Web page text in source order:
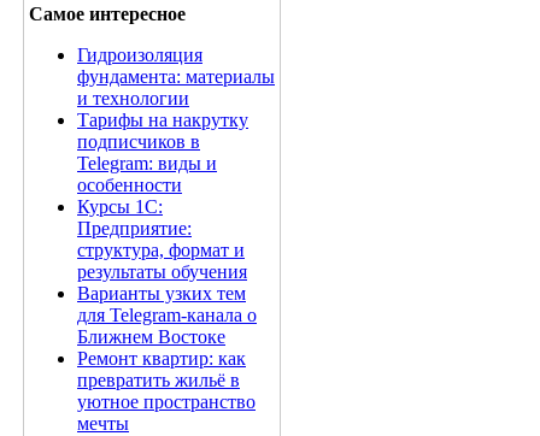
Самое интересное
Гидроизоляция
фундамента: материалы
и технологии
Тарифы на накрутку
подписчиков в
Telegram: виды и
особенности
Курсы 1С:
Предприятие:
структура, формат и
результаты обучения
Варианты узких тем
для Telegram-канала о
Ближнем Востоке
Ремонт квартир: как
превратить жильё в
уютное пространство
мечты